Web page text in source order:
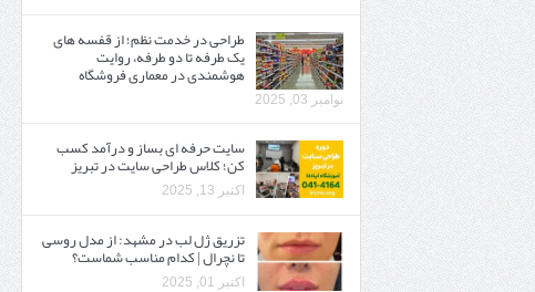
طراحی در خدمت نظم؛ از قفسه ‌های
یک‌ طرفه تا دو طرفه، روایت
هوشمندی در معماری فروشگاه
نوامبر 03, 2025
سایت حرفه ‌ای بساز و درآمد کسب
کن؛ کلاس طراحی سایت در تبریز
اکتبر 13, 2025
تزریق ژل لب در مشهد: از مدل روسی
تا نچرال | کدام مناسب شماست؟
اکتبر 01, 2025